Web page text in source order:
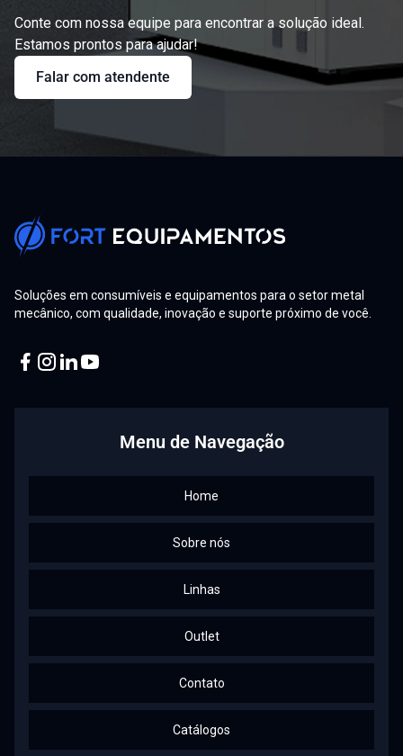
Conte com nossa equipe para encontrar a solução ideal.
Estamos prontos para ajudar!
Falar com atendente
Soluções em consumíveis e equipamentos para o setor metal
mecânico, com qualidade, inovação e suporte próximo de você.
Menu de Navegação
Home
Sobre nós
Linhas
Outlet
Contato
Catálogos